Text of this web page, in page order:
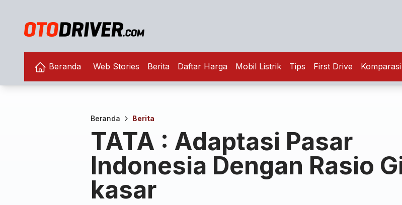
Beranda Web Stories Berita Daftar Harga Mobil Listrik Tips First Drive Komparasi
Beranda Berita
TATA : Adaptasi Pasar
Indonesia Dengan Rasio
kasar